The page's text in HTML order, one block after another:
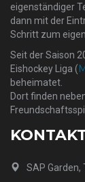
eigenständiger
dann mit der
Schritt zum
Seit der Saison
Eishockey Liga (
beheimatet.
Dort finden
SAP Garden,